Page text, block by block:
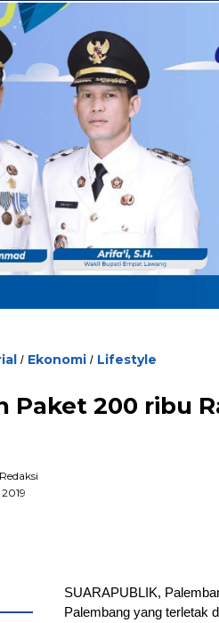
/ Ekonomi / Lifestyle
Paket 200 ribu
SUARAPUBLIK,
Palembang yang terletak